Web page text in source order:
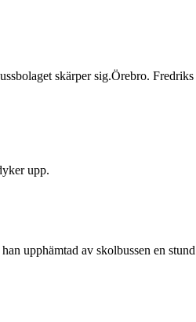
skärper sig.Örebro.
upp.
upphämtad av skolbussen en stund